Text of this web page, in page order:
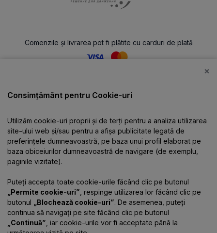
Comenzile și livrarea pot fi plătite cu carduri de plată
Catalog
Despre companie
Informații
Contacte
×
Consimțământ pentru Cookie-uri
Utilizăm cookie-uri proprii și de terți pentru a analiza utilizarea
site-ului web și/sau pentru a afișa publicitate legată de
preferințele dumneavoastră, pe baza unui profil elaborat pe
baza obiceiurilor dumneavoastră de navigare (de exemplu,
paginile vizitate).
Puteți accepta toate cookie-urile făcând clic pe butonul
„Permite cookie-uri” , respinge utilizarea lor făcând clic pe
butonul
„Blochează cookie-uri”. De asemenea, puteți
continua să navigați pe site făcând clic pe butonul
„Continuă” , iar cookie-urile vor fi acceptate până la